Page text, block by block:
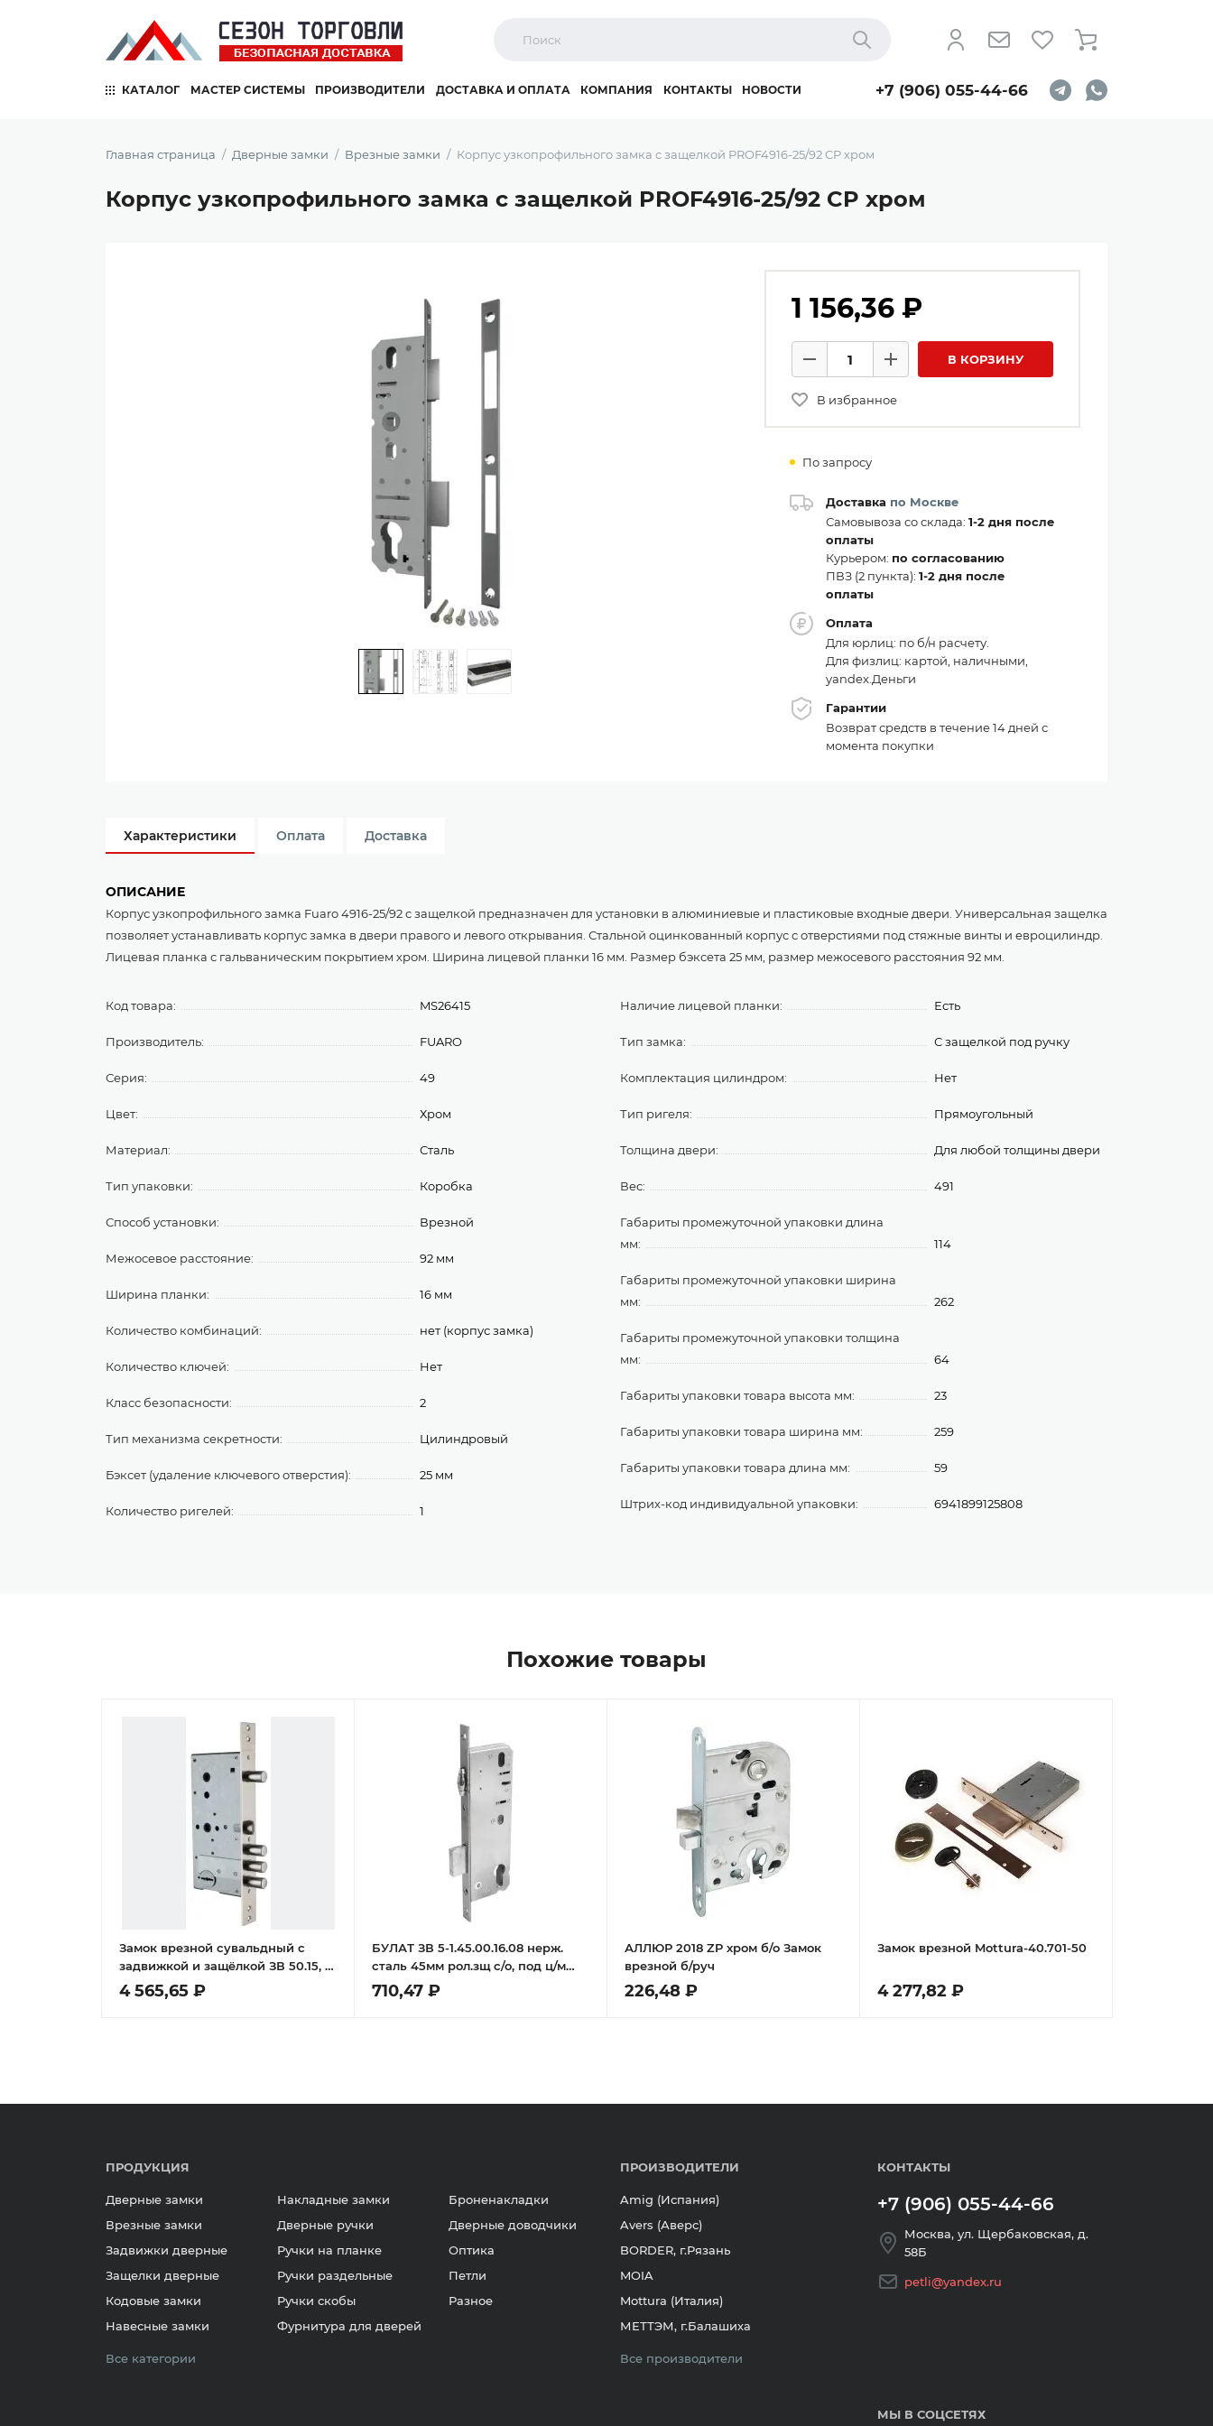
Найти
КАТАЛОГ МАСТЕР СИСТЕМЫ ПРОИЗВОДИТЕЛИ ДОСТАВКА И ОПЛАТА КОМПАНИЯ КОНТАКТЫ НОВОСТИ +7 (906) 055-44-66
Главная страница Дверные замки Врезные замки Корпус узкопрофильного замка с защелкой PROF4916-25/92 CP хром
Корпус узкопрофильного замка с защелкой PROF4916-25/92 CP хром
1 156,36 ₽
Количество товаров
Минус
Плюс В КОРЗИНУ
В избранное
По запросу
Доставка по Москве
Самовывоза со склада: 1-2 дня после
оплаты
Курьером: по согласованию
ПВЗ (2 пункта): 1-2 дня после
оплаты
Оплата
Для юрлиц: по б/н расчету.
Для физлиц: картой, наличными,
yandex.Деньги
Гарантии
Возврат средств в течение 14 дней с
момента покупки
Характеристики Оплата Доставка
ОПИСАНИЕ
Корпус узкопрофильного замка Fuaro 4916-25/92 с защелкой предназначен для установки в алюминиевые и пластиковые входные двери. Универсальная защелка
позволяет устанавливать корпус замка в двери правого и левого открывания. Стальной оцинкованный корпус с отверстиями под стяжные винты и евроцилиндр.
Лицевая планка с гальваническим покрытием хром. Ширина лицевой планки 16 мм. Размер бэксета 25 мм, размер межосевого расстояния 92 мм.
Код товара: MS26415
Производитель: FUARO
Серия: 49
Цвет: Хром
Материал: Сталь
Тип упаковки: Коробка
Способ установки: Врезной
Межосевое расстояние: 92 мм
Ширина планки: 16 мм
Количество комбинаций: нет (корпус замка)
Количество ключей: Нет
Класс безопасности: 2
Тип механизма секретности: Цилиндровый
Бэксет (удаление ключевого отверстия): 25 мм
Количество ригелей: 1
Наличие лицевой планки: Есть
Тип замка: С защелкой под ручку
Комплектация цилиндром: Нет
Тип ригеля: Прямоугольный
Толщина двери: Для любой толщины двери
Вес: 491
Габариты промежуточной упаковки длина
мм:
114
Габариты промежуточной упаковки ширина
мм:
262
Габариты промежуточной упаковки толщина
мм:
64
Габариты упаковки товара высота мм: 23
Габариты упаковки товара ширина мм: 259
Габариты упаковки товара длина мм: 59
Штрих-код индивидуальной упаковки: 6941899125808
Похожие товары
Замок врезной сувальдный с
задвижкой и защёлкой ЗВ 50.15, 4
кл. (длинный кл. 70,5 мм)
/128:4175/
4 565,65 ₽
БУЛАТ ЗВ 5-1.45.00.16.08 нерж.
сталь 45мм рол.зщ с/о, под ц/м
Замок врезной б/руч
710,47 ₽
АЛЛЮР 2018 ZP хром б/о Замок
врезной б/руч
226,48 ₽
Замок врезной Mottura-40.701-50
4 277,82 ₽
ПРОДУКЦИЯ
Дверные замки
Врезные замки
Задвижки дверные
Защелки дверные
Кодовые замки
Навесные замки
Накладные замки
Дверные ручки
Ручки на планке
Ручки раздельные
Ручки скобы
Фурнитура для дверей
Броненакладки
Дверные доводчики
Оптика
Петли
Разное
Все категории
ПРОИЗВОДИТЕЛИ
Amig (Испания)
Avers (Аверс)
BORDER, г.Рязань
MOIA
Mottura (Италия)
МЕТТЭМ, г.Балашиха
Все производители
КОНТАКТЫ
+7 (906) 055-44-66
Москва, ул. Щербаковская, д.
58Б
petli@yandex.ru
МЫ В СОЦСЕТЯХ